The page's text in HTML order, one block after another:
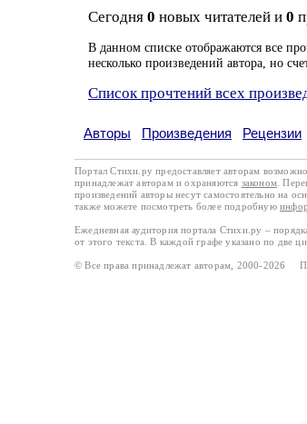
Сегодня 0 новых читателей и 0
В данном списке отображаются все
несколько произведений автора, но
Список прочтений всех
Авторы Произведения Рецензии
Портал Стихи.ру предоставляет авторам
принадлежат авторам и охраняются законом .
произведений авторы несут самостоятельно на
также можете посмотреть более подробную
Ежедневная аудитория портала Стихи.ру –
от этого текста. В каждой графе указано по две
© Все права принадлежат авторам, 2000-2026